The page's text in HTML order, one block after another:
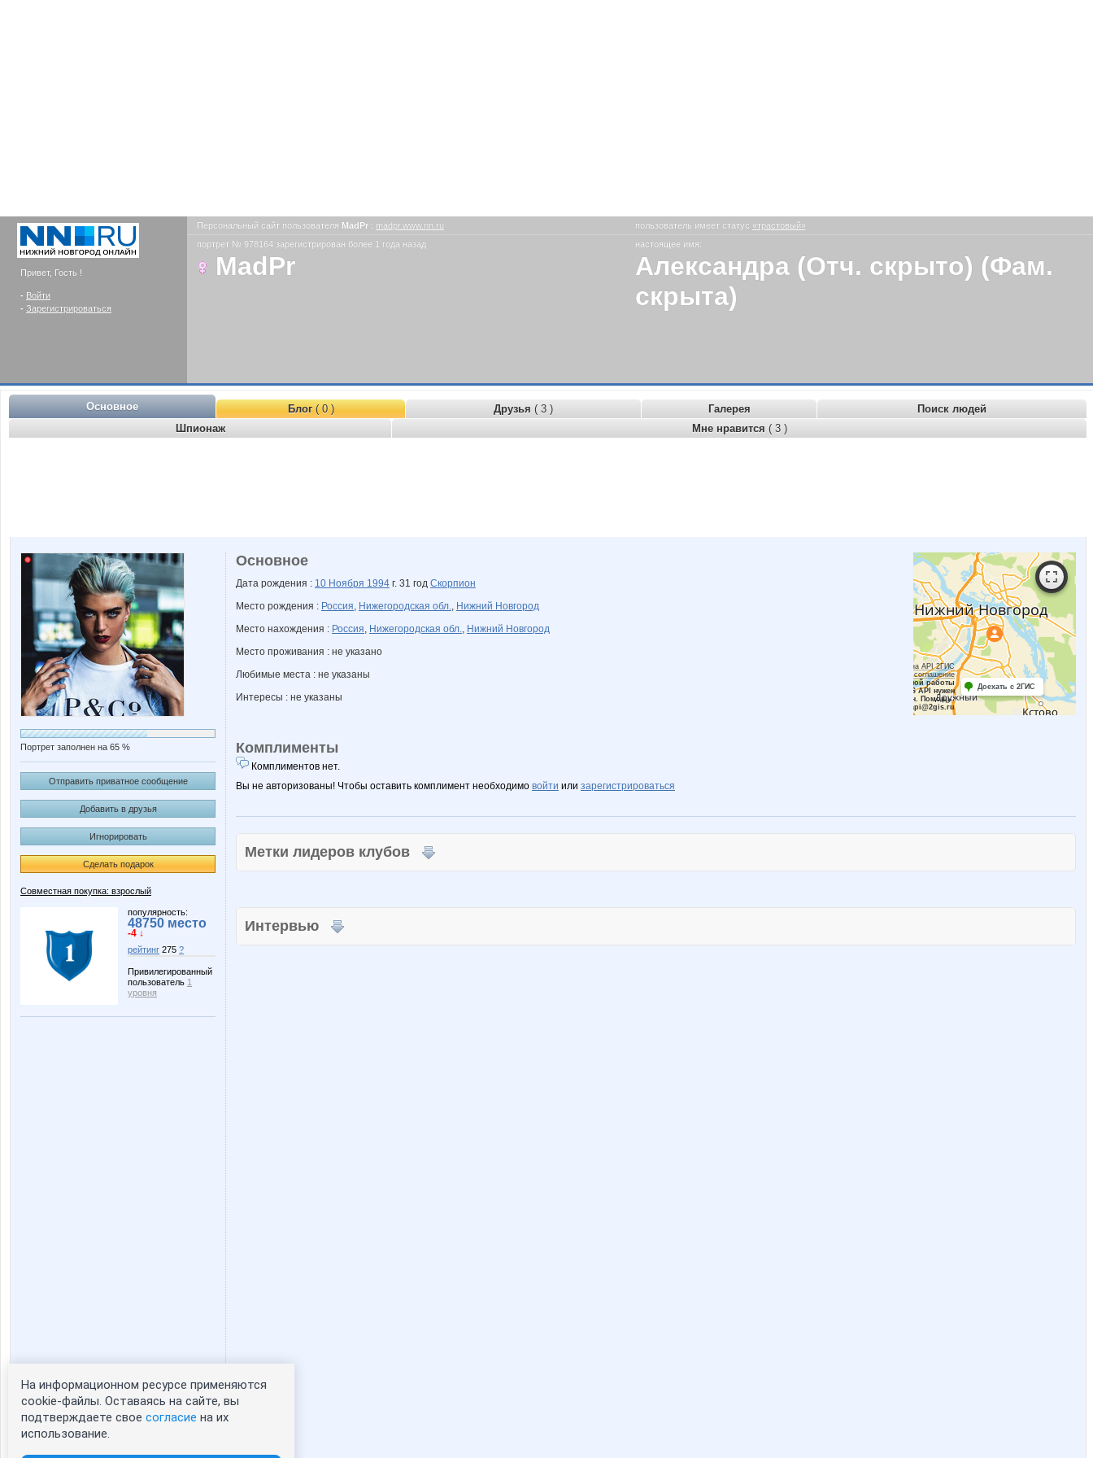
Привет, Гость !
- Войти
- Зарегистрироваться
Персональный сайт пользователя MadPr : madpr.www.nn.ru пользователь имеет статус «трастовый»
портрет № 978164 зарегистрирован более 1 года назад
MadPr
настоящее имя:
Александра (Отч. скрыто) (Фам.
скрыта)
Основное Блог( 0 ) Друзья ( 3 ) Галерея
Поиск людей
Шпионаж
Мне нравится ( 3 )
Портрет заполнен на 65 %
Отправить приватное сообщение
Добавить в друзья
Игнорировать
Сделать подарок
Совместная покупка: взрослый
популярность:
48750 место
-4 ↓
рейтинг 275 ?
Привилегированный
пользователь 1
уровня
Статистика портрета:
сейчас просматривают портрет - 0
зарегистрированные пользователи
Работает на API 2ГИС
Лицензионное соглашение
Для корректной работы
Raster JS API нужен
ключ. Помощь:
api@2gis.ru
Доехать с 2ГИС
Основное
Дата рождения : 10 Ноября 1994 г. 31 год Скорпион
Место рождения : Россия, Нижегородская обл., Нижний Новгород
Место нахождения : Россия, Нижегородская обл., Нижний Новгород
Место проживания : не указано
Любимые места : не указаны
Интересы : не указаны
Комплименты
Комплиментов нет.
Вы не авторизованы! Чтобы оставить комплимент необходимо войти или зарегистрироваться
Метки лидеров клубов
Интервью
На информационном ресурсе применяются
cookie-файлы. Оставаясь на сайте, вы
подтверждаете свое согласие на их
использование.